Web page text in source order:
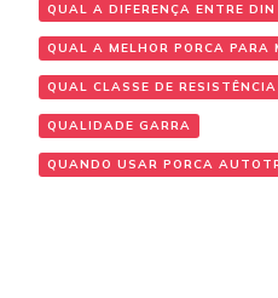
QUAL A DIFERENÇA ENTRE
QUAL A MELHOR PORCA
QUAL CLASSE DE RESISTÊNCIA
QUALIDADE GARRA
QUANDO USAR PORCA